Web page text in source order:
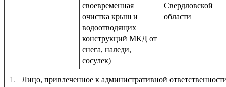
своевременная
очистка крыш и
водоотводящих
конструкций МКД от
снега, наледи,
сосулек)
Свердловской
области
1.
Лицо, привлеченное к административной